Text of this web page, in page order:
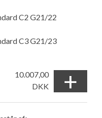
C2 G21/22
C3 G21/23
10.007,00
DKK
+